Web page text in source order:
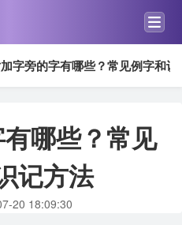
字旁的字有哪些？常见例字和识
哪些？常见
记方法
20 18:09:30